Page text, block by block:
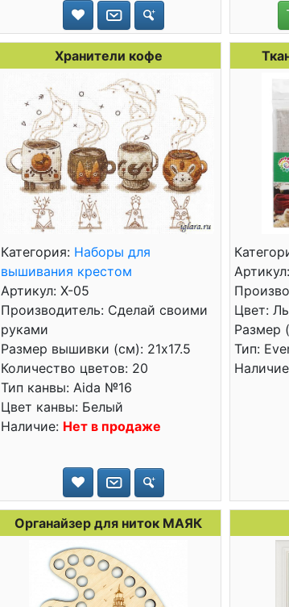
Хранители кофе
Категория: Наборы для
вышивания крестом
Артикул: Х-05
Производитель: Сделай своими
руками
Размер вышивки (см): 21x17.5
Количество цветов: 20
Тип канвы: Aida №16
Цвет канвы: Белый
Наличие: Нет в продаже
Цвет:
Размер
Тип:
Органайзер для ниток МАЯК